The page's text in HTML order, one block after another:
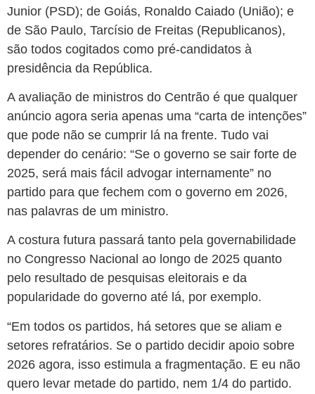
Junior (PSD); de Goiás, Ronaldo Caiado (União); e
de São Paulo, Tarcísio de Freitas (Republicanos),
são todos cogitados como pré-candidatos à
presidência da República.
A avaliação de ministros do Centrão é que qualquer
anúncio agora seria apenas uma “carta de intenções”
que pode não se cumprir lá na frente. Tudo vai
depender do cenário: “Se o governo se sair forte de
2025, será mais fácil advogar internamente” no
partido para que fechem com o governo em 2026,
nas palavras de um ministro.
A costura futura passará tanto pela governabilidade
no Congresso Nacional ao longo de 2025 quanto
pelo resultado de pesquisas eleitorais e da
popularidade do governo até lá, por exemplo.
“Em todos os partidos, há setores que se aliam e
setores refratários. Se o partido decidir apoio sobre
2026 agora, isso estimula a fragmentação. E eu não
quero levar metade do partido, nem 1/4 do partido.